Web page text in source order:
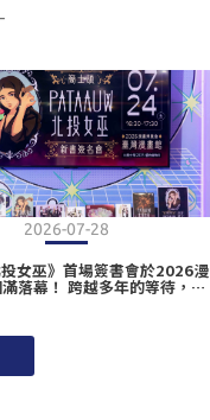
2026-07-28
女巫》首場簽書會於2026漫
落幕！ 跨越多年的等待，女
仙子們共度最魔幻的一天